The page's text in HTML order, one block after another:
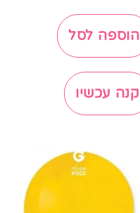
הוספה לסל
קנה עכשיו